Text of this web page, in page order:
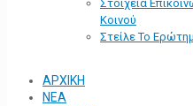
Στοιχεία
Κοινού
Στείλε Το
ΑΡΧΙΚΗ
ΝΕΑ